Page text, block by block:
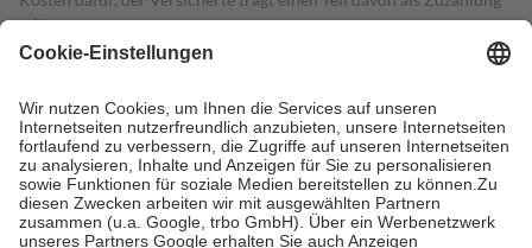
mit.
Grundsätzlich leisten Mitglieder Zuzahlungen in Höhe von zehn
höchstens zehn Euro.
Es sind jedoch nie mehr als die tatsächlichen
Kosten der Leistung zu entrichten.
Diese Regeln gelten grundsätzlich auch für Online-Apotheken.
Bei Heilmitteln und häuslicher Krankenpflege beträgt die
Zuzahlung zehn Prozent der Kosten sowie zehn Euro je
Verordnung.